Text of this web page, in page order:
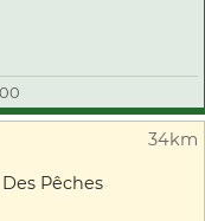
34km
Pêches